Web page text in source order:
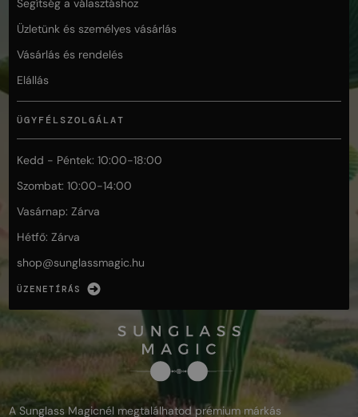
Segítség a választáshoz
Üzletünk és személyes vásárlás
Vásárlás és rendelés
Elállás
ÜGYFÉLSZOLGÁLAT
Kedd - Péntek: 10:00-18:00
Szombat: 10:00-14:00
Vasárnap: Zárva
Hétfő: Zárva
shop@sunglassmagic.hu
ÜZENETÍRÁS
A Sunglass Magicnél megtalálhatod prémium márkás